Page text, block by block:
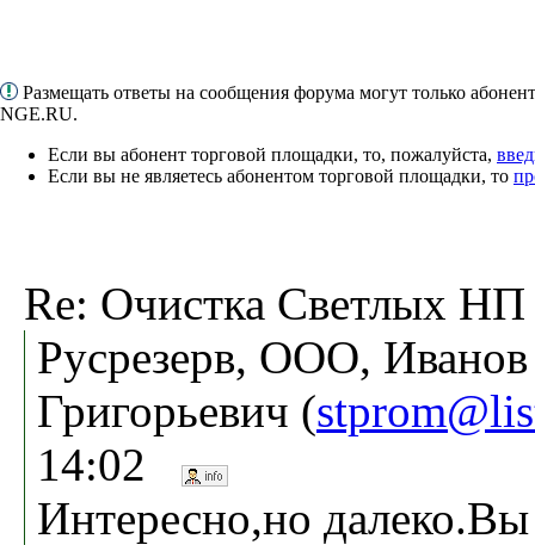
Размещать ответы на сообщения форума могут только
NGE.RU.
Если вы абонент торговой площадки, то, пожалуйста,
Если вы не являетесь абонентом торговой площадки, то
Re: Очистка Светлых НП
Русрезерв, ООО,
Григорьевич (
14:02
Интересно,но далеко.Вы